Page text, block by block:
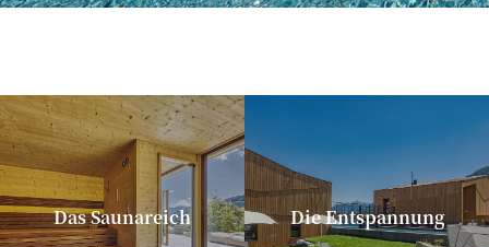
Das Saunareich Die Entspannung